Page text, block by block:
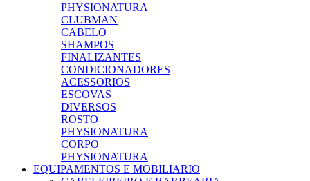
PHYSIONATURA
CLUBMAN
CABELO
SHAMPOS
FINALIZANTES
CONDICIONADORES
ACESSORIOS
ESCOVAS
DIVERSOS
ROSTO
PHYSIONATURA
CORPO
PHYSIONATURA
EQUIPAMENTOS E MOBILIARIO